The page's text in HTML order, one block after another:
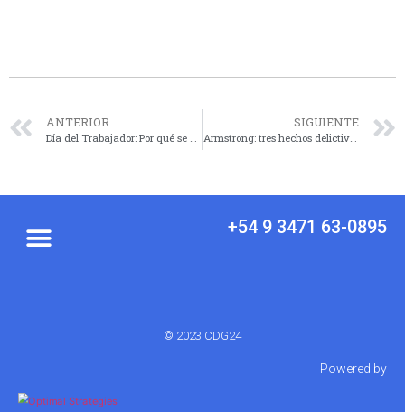
ANTERIOR
Día del Trabajador: Por qué se conmemora el 1° de Mayo
SIGUIENTE
Armstrong: tres hechos delictivos que implican robo del interior de vehículos y denuncia de cazadores
+54 9 3471 63-0895
© 2023 CDG24
Powered by